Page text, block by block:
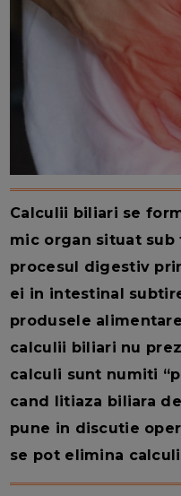
Calculii biliari se
mic organ situat sub
procesul digestiv
ei in intestinal
produsele
calculii biliari nu
calculi sunt numiti
cand litiaza biliara
pune in discutie
se pot elimina